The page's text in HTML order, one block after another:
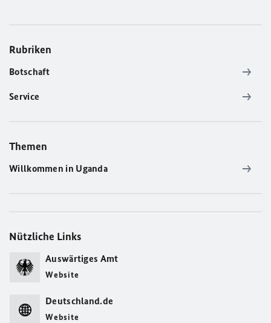
Rubriken
Botschaft
Service
Themen
Willkommen in Uganda
Nützliche Links
Auswärtiges Amt
Website
Deutschland.de
Website